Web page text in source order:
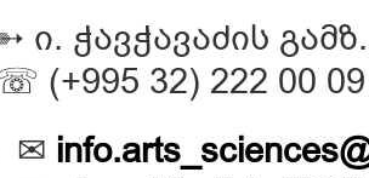
ი. ჭავჭავაძის
(+995 32) 222 00
✉